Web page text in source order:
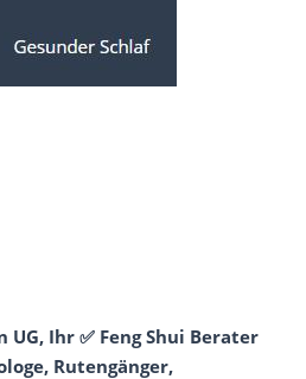
Ihr ✅ Feng Shui Berater
Rutengänger,